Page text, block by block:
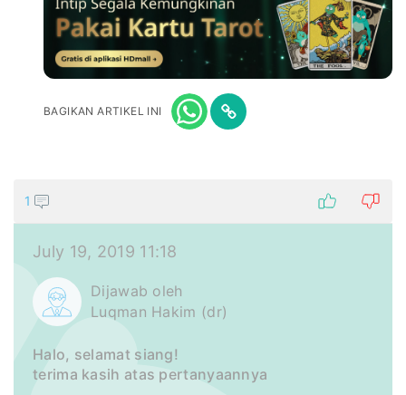
BAGIKAN ARTIKEL INI
1
July 19, 2019 11:18
Dijawab oleh
Luqman Hakim (dr)
Halo, selamat siang!
terima kasih atas pertanyaannya